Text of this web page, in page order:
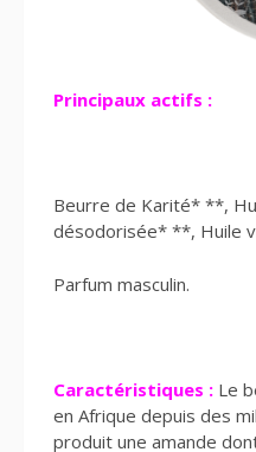
Principaux actifs :
Beurre de Karité* **,
désodorisée* **, Huile
Parfum masculin.
Caractéristiques : Le
en Afrique depuis des
produit une amande